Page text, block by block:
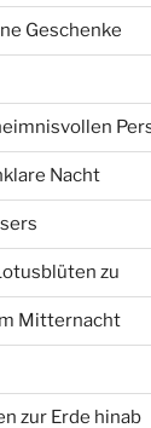
Geschenke
Nacht
zu
Mitternacht
zur Erde hinab